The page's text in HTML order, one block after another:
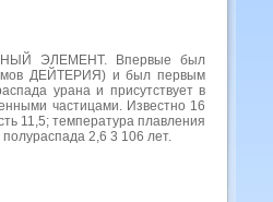
ЭЛЕМЕНТ. Впервые был
ДЕЙТЕРИЯ) и был первым
урана и присутствует в
частицами. Известно 16
11,5; температура плавления
2,6 3 106 лет.